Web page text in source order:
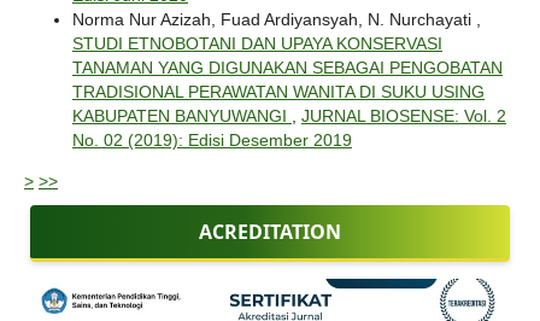
Norma Nur Azizah, Fuad Ardiyansyah, N. Nurchayati ,
STUDI ETNOBOTANI DAN UPAYA KONSERVASI
TANAMAN YANG DIGUNAKAN SEBAGAI PENGOBATAN
TRADISIONAL PERAWATAN WANITA DI SUKU USING
KABUPATEN BANYUWANGI
JURNAL BIOSENSE: Vol. 2
No. 02 (2019): Edisi Desember 2019
> >>
ACREDITATION